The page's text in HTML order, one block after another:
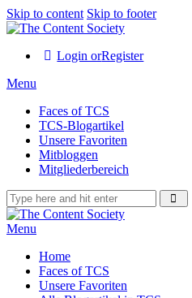
Skip to content Skip to footer
Login orRegister
Menu
Faces of TCS
TCS-Blogartikel
Unsere Favoriten
Mitbloggen
Mitgliederbereich
Menu
Home
Faces of TCS
Unsere Favoriten